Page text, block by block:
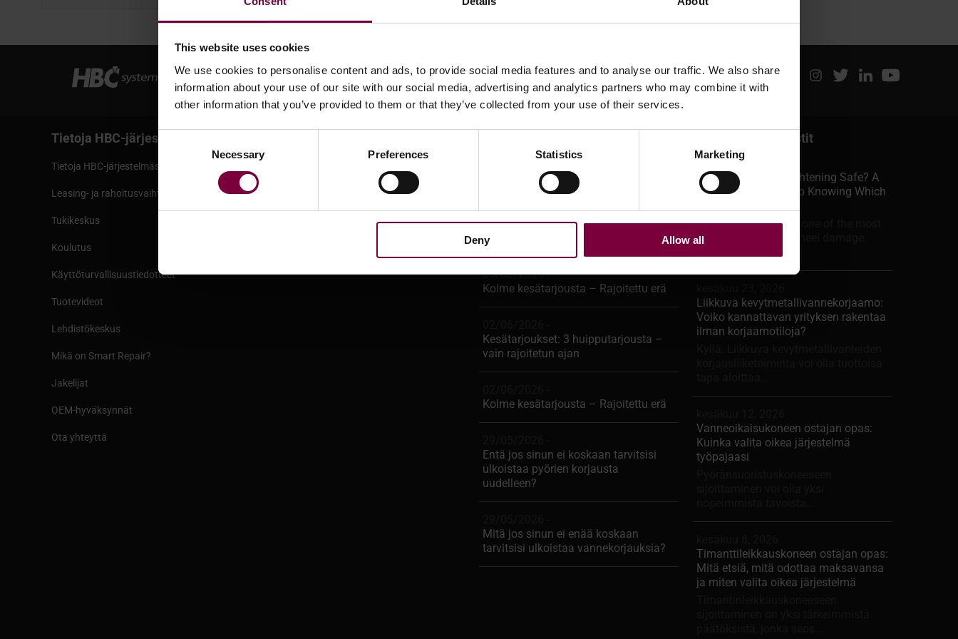
This website uses cookies
We use cookies to personalise content and ads, to provide social media features and to analyse our traffic. We also share
information about your use of our site with our social media, advertising and analytics partners who may combine it with
other information that you’ve provided to them or that they’ve collected from your use of their services.
Consent
Necessary Preferences Statistics Marketing
Deny Allow all
Tietoja HBC-järjestelmästä
Tietoja HBC-järjestelmästä
Leasing- ja rahoitusvaihtoehdot
Tukikeskus
Koulutus
Käyttöturvallisuustiedotteet
Tuotevideot
Lehdistökeskus
Mikä on Smart Repair?
Jakelijat
OEM-hyväksynnät
Ota yhteyttä
12/06/2026 -
5.0 Tekoäly on täällä DCM:ääsi varten
05/06/2026 -
Kolme kesätarjousta – Rajoitettu erä
Kesätarjoukset: 3 huipputarjousta –
vain rajoitetun ajan
Kolme kesätarjousta – Rajoitettu erä
Entä jos sinun ei koskaan tarvitsisi
ulkoistaa pyörien korjausta
uudelleen?
Mitä jos sinun ei enää koskaan
tarvitsisi ulkoistaa vannekorjauksia?
Viimeisimmät viestit
kesäkuu 29, 2026
Is Alloy Wheel Straightening Safe? A
Professional Guide to Knowing Which
A bent alloy wheel is one of the most
common forms of wheel damage.
Liikkuva kevytmetallivannekorjaamo:
Voiko kannattavan yrityksen rakentaa
ilman korjaamotiloja?
Vanneoikaisukoneen ostajan opas:
Kuinka valita oikea järjestelmä
työpajaasi
Timanttileikkauskoneen ostajan opas:
Mitä etsiä, mitä odottaa maksavansa
ja miten valita oikea järjestelmä